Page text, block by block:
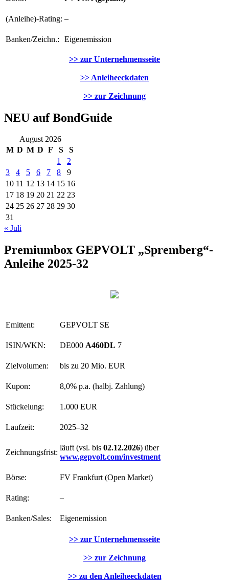
(Anleihe)-Rating: –
Banken/Zeichn.: Eigenemission
>> zur Unternehmensseite
>> Anleiheeckdaten
>> zur Zeichnung
NEU auf BondGuide
August 2026
M D M D F S
S
1
2
3
4 5 6 7 8
9
10 11 12 13 14 15 16
17 18 19 20 21 22 23
24 25 26 27 28 29 30
31
« Juli
Premiumbox GEPVOLT „Spremberg“-
Anleihe 2025-32
Emittent: GEPVOLT SE
ISIN/WKN: DE000 A460DL 7
Zielvolumen: bis zu 20 Mio. EUR
Kupon: 8,0% p.a. (halbj. Zahlung)
Stückelung: 1.000 EUR
Laufzeit: 2025–32
Zeichnungsfrist:
läuft (vsl. bis 02.12.2026) über
www.gepvolt.com/investment
Börse: FV Frankfurt (Open Market)
Rating: –
Banken/Sales: Eigenemission
>> zur Unternehmensseite
>> zur Zeichnung
>> zu den Anleiheeckdaten